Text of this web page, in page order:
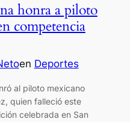
honra a piloto
competencia
en Deportes
al piloto mexicano
quien falleció este
celebrada en San